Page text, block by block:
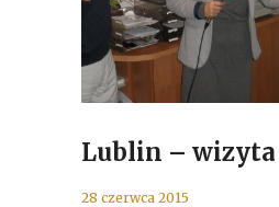
Lublin –
28 czerwca 2015